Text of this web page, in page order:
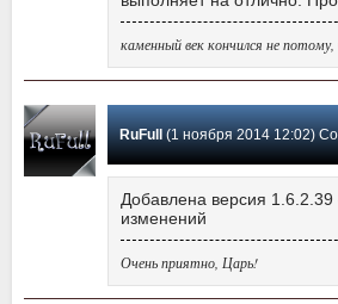
каменный век кончился не
RuFull(1 ноября 2014 12:02)
Добавлена версия 1.6.2.39
изменений
Очень приятно, Царь!